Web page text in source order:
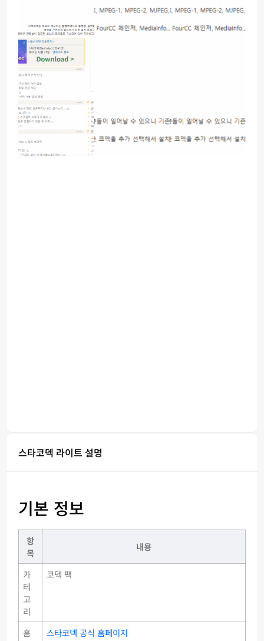
스타코덱 라이트 설명
기본 정보
항
목
내용
카
테
고
리
코덱 팩
홈
스타코덱 공식 홈페이지